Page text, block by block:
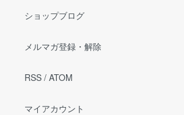
ショップブログ
メルマガ登録・解除
RSS / ATOM
マイアカウント